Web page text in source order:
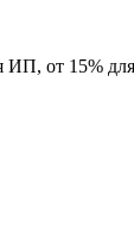
ИП, от 15%